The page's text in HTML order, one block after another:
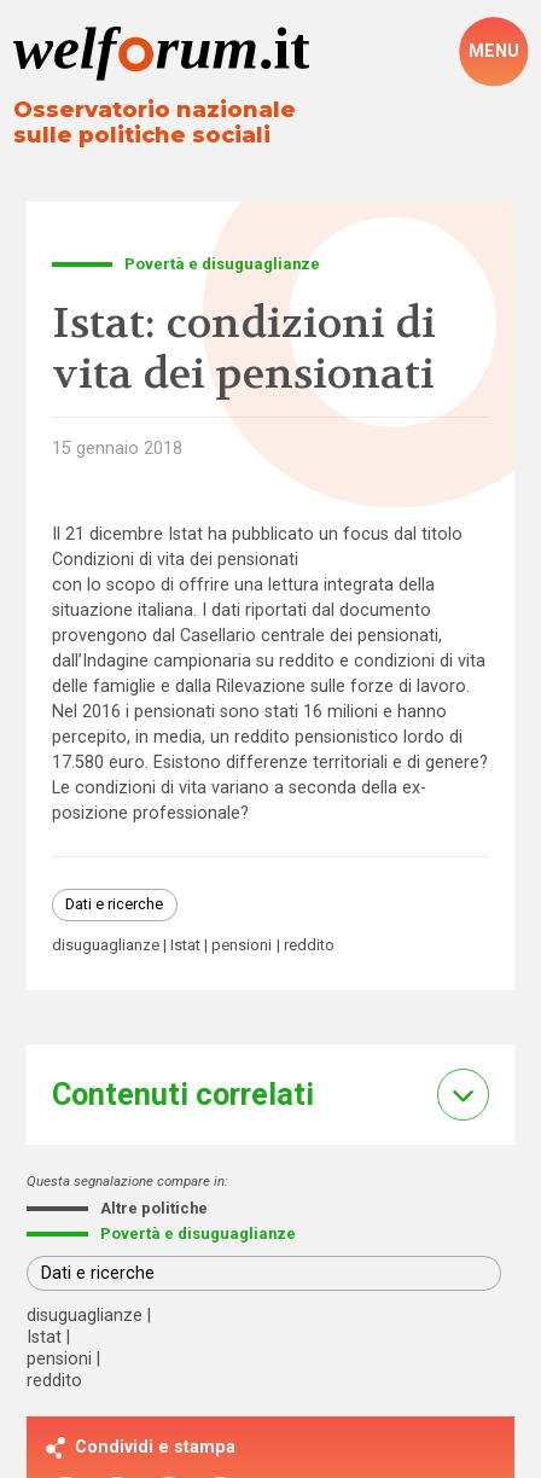
Osservatorio nazionale
sulle politiche sociali
MENU
Povertà e disuguaglianze
Istat: condizioni di
vita dei pensionati
15 gennaio 2018
Il 21 dicembre Istat ha pubblicato un focus dal titolo
Condizioni di vita dei pensionati
con lo scopo di offrire una lettura integrata della
situazione italiana. I dati riportati dal documento
provengono dal Casellario centrale dei pensionati,
dall’Indagine campionaria su reddito e condizioni di vita
delle famiglie e dalla Rilevazione sulle forze di lavoro.
Nel 2016 i pensionati sono stati 16 milioni e hanno
percepito, in media, un reddito pensionistico lordo di
17.580 euro. Esistono differenze territoriali e di genere?
Le condizioni di vita variano a seconda della ex-
posizione professionale?
Dati e ricerche
disuguaglianze Istat pensioni reddito
Contenuti correlati
Questa segnalazione compare in:
Altre politiche
Povertà e disuguaglianze
Dati e ricerche
disuguaglianze
Istat
pensioni
reddito
Condividi e stampa